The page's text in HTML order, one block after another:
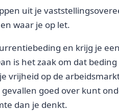
uit je
waar je op let.
en krijg je een
is het zaak om dat
vrijheid op de
goed over kunt
dan je denkt.